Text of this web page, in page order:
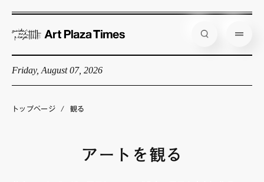
Friday, August 07, 2026
企画展情報
トップページ / 観る
アートを観る